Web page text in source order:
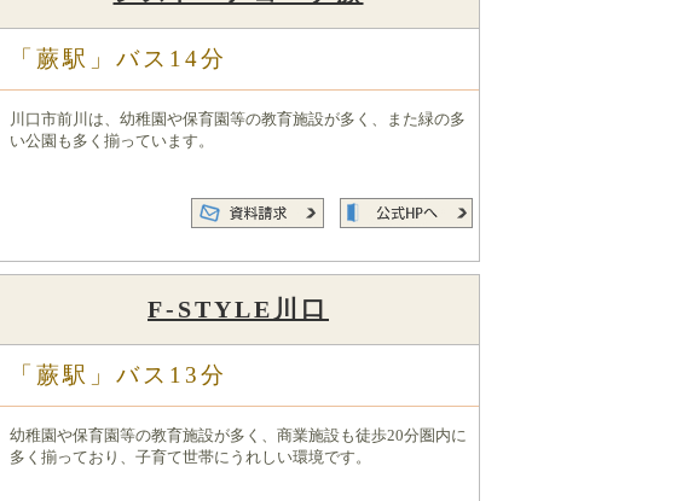
「蕨駅」バス14分
川口市前川は、幼稚園や保育園等の教育施設が多く、また緑の多
い公園も多く揃っています。
F-STYLE川口
「蕨駅」バス13分
幼稚園や保育園等の教育施設が多く、商業施設も徒歩20分圏内に
多く揃っており、子育て世帯にうれしい環境です。